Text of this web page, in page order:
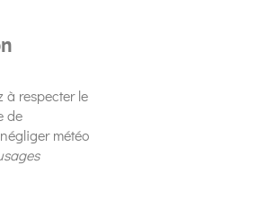
à respecter le
de
météo